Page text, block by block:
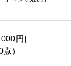
円]
）